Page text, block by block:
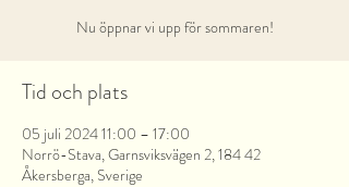
Nu öppnar vi upp för sommaren!
Tid och plats
05 juli 2024 11:00 – 17:00
Norrö-Stava, Garnsviksvägen 2, 184 42
Åkersberga, Sverige